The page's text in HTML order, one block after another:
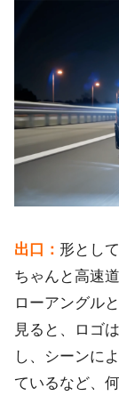
出口： 形とし
ちゃんと高速
ローアングル
見ると、ロゴ
し、シーンに
ているなど、